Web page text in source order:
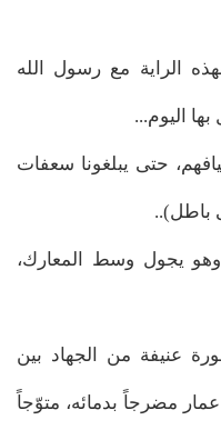
الراية مع رسول الله
اليوم...
حتى يبلغونا سعفات
باطل)..
يجول وسط المعارك،
عنيفة من الجهاد بين
مضرجاً بدمائه، متوّجاً